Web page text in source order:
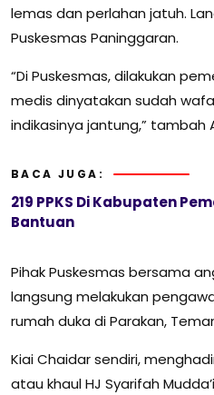
lemas dan perlahan jatuh.
Puskesmas Paninggaran.
“Di Puskesmas, dilakukan
medis dinyatakan sudah
indikasinya jantung,” tambah
BACA JUGA:
219 PPKS Di Kabupaten
Bantuan
Pihak Puskesmas bersama
langsung melakukan
rumah duka di Parakan,
Kiai Chaidar sendiri,
atau khaul HJ Syarifah